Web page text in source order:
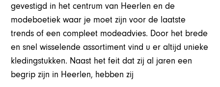
gevestigd in het centrum van Heerlen en de
modeboetiek waar je moet zijn voor de laatste
trends of een compleet modeadvies. Door het brede
en snel wisselende assortiment vind u er altijd unieke
kledingstukken. Naast het feit dat zij al jaren een
begrip zijn in Heerlen, hebben zij